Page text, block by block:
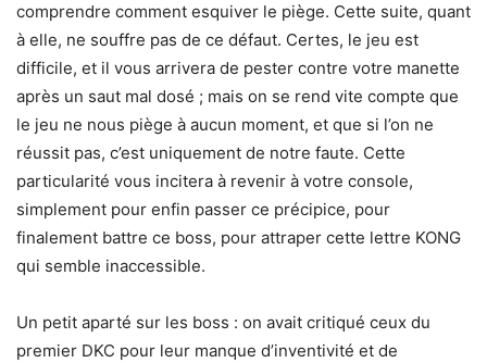
comprendre comment esquiver le piège. Cette suite, quant
à elle, ne souffre pas de ce défaut. Certes, le jeu est
difficile, et il vous arrivera de pester contre votre manette
après un saut mal dosé ; mais on se rend vite compte que
le jeu ne nous piège à aucun moment, et que si l’on ne
réussit pas, c’est uniquement de notre faute. Cette
particularité vous incitera à revenir à votre console,
simplement pour enfin passer ce précipice, pour
finalement battre ce boss, pour attraper cette lettre KONG
qui semble inaccessible.
Un petit aparté sur les boss : on avait critiqué ceux du
premier DKC pour leur manque d’inventivité et de